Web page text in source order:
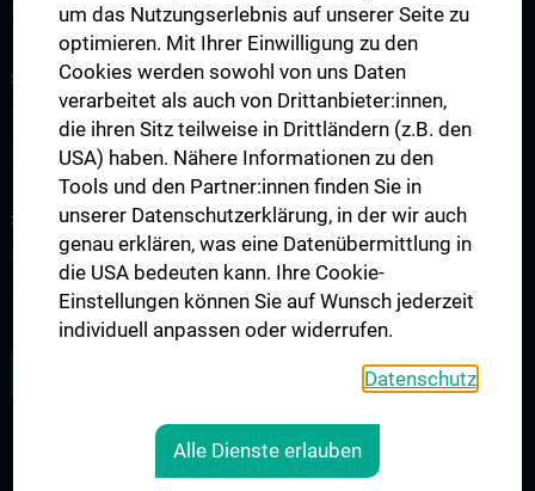
Division of Cell and Developmental Biology
SCIENCE & RESEARCH
Science at the Division of Anatomy
Research at the Division of Cell and Developmental Biology
STUDIES, TRAINING AND FURTHER EDUCATION
Pre- & postgraduate Education
Teaching by the Division of Cell- and Developmental Biology
um das Nutzungserlebnis auf unserer Seite zu
optimieren. Mit Ihrer Einwilligung zu den
Cookies werden sowohl von uns Daten
verarbeitet als auch von Drittanbieter:innen,
die ihren Sitz teilweise in Drittländern (z.B. den
USA) haben. Nähere Informationen zu den
Tools und den Partner:innen finden Sie in
unserer Datenschutzerklärung, in der wir auch
genau erklären, was eine Datenübermittlung in
die USA bedeuten kann. Ihre Cookie-
Einstellungen können Sie auf Wunsch jederzeit
individuell anpassen oder widerrufen.
Datenschutz
Alle Dienste erlauben